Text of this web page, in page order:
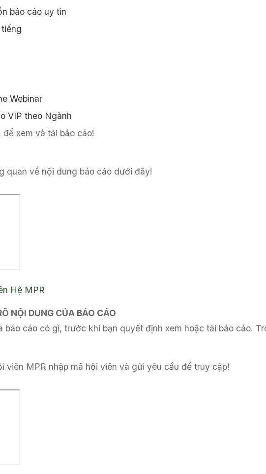
báo cáo uy tín
Webinar
VIP theo Ngành
xem và tải báo cáo!
về nội dung báo cáo dưới đây!
Hệ MPR
NỘI DUNG CỦA BÁO CÁO
báo cáo có gì, trước khi bạn quyết định xem hoặc tải báo cáo.
viên MPR nhập mã hội viên và gửi yêu cầu để truy cập!